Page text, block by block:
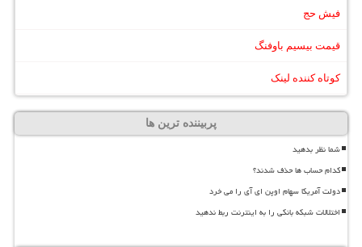
فیش حج
قیمت بیسیم باوفنگ
کوتاه کننده لینک
پربیننده ترین ها
شما نظر بدهید
کدام حساب ها حذف شدند؟
دولت آمریکا سهام اوپن ای آی را می خرد
اختلالات شبکه بانکی را به اینترنت ربط ندهید